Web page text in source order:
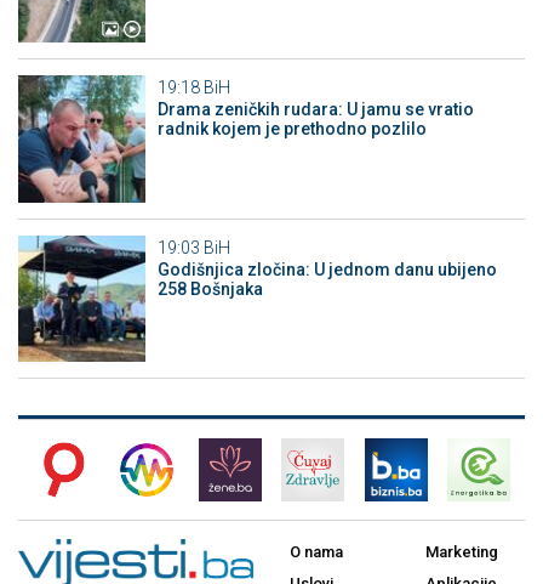
19:18 BiH
Drama zeničkih rudara: U jamu se vratio
radnik kojem je prethodno pozlilo
19:03 BiH
Godišnjica zločina: U jednom danu ubijeno
258 Bošnjaka
O nama
Marketing